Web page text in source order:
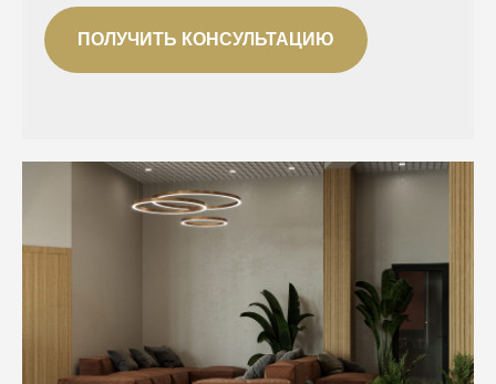
ПОЛУЧИТЬ КОНСУЛЬТАЦИЮ